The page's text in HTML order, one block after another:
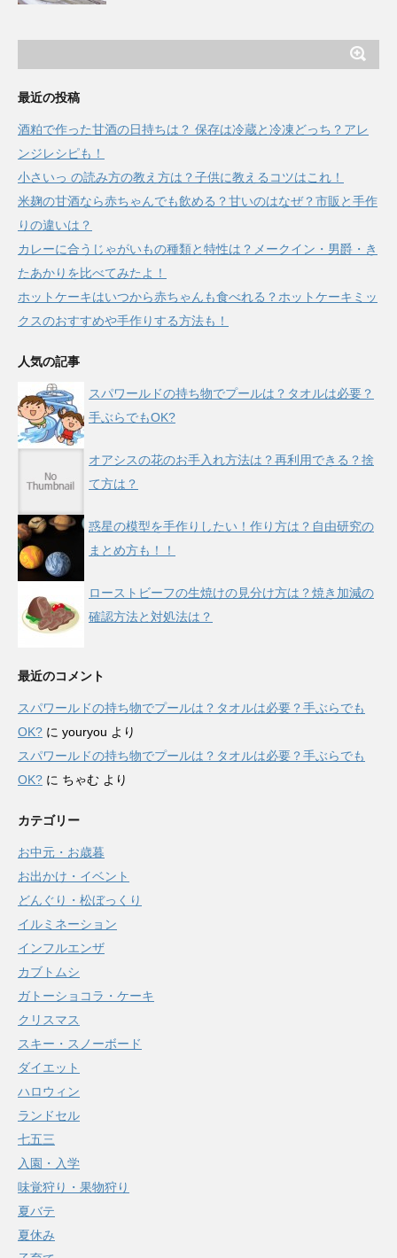
最近の投稿
酒粕で作った甘酒の日持ちは？ 保存は冷蔵と冷凍どっち？アレ
ンジレシピも！
小さいっ の読み方の教え方は？子供に教えるコツはこれ！
米麹の甘酒なら赤ちゃんでも飲める？甘いのはなぜ？市販と手作
りの違いは？
カレーに合うじゃがいもの種類と特性は？メークイン・男爵・き
たあかりを比べてみたよ！
ホットケーキはいつから赤ちゃんも食べれる？ホットケーキミッ
クスのおすすめや手作りする方法も！
人気の記事
スパワールドの持ち物でプールは？タオルは必要？
手ぶらでもOK?
オアシスの花のお手入れ方法は？再利用できる？捨
て方は？
惑星の模型を手作りしたい！作り方は？自由研究の
まとめ方も！！
ローストビーフの生焼けの見分け方は？焼き加減の
確認方法と対処法は？
最近のコメント
スパワールドの持ち物でプールは？タオルは必要？手ぶらでも
OK? に youryou より
スパワールドの持ち物でプールは？タオルは必要？手ぶらでも
OK? に ちゃむ より
カテゴリー
お中元・お歳暮
お出かけ・イベント
どんぐり・松ぼっくり
イルミネーション
インフルエンザ
カブトムシ
ガトーショコラ・ケーキ
クリスマス
スキー・スノーボード
ダイエット
ハロウィン
ランドセル
七五三
入園・入学
味覚狩り・果物狩り
夏バテ
夏休み